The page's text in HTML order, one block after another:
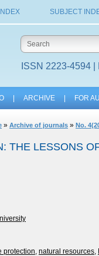
SUBJECT
ISSN 2223-4594
ARCHIVE FOR
» Archive of journals » No.
THE LESSONS
protection, natural resources,